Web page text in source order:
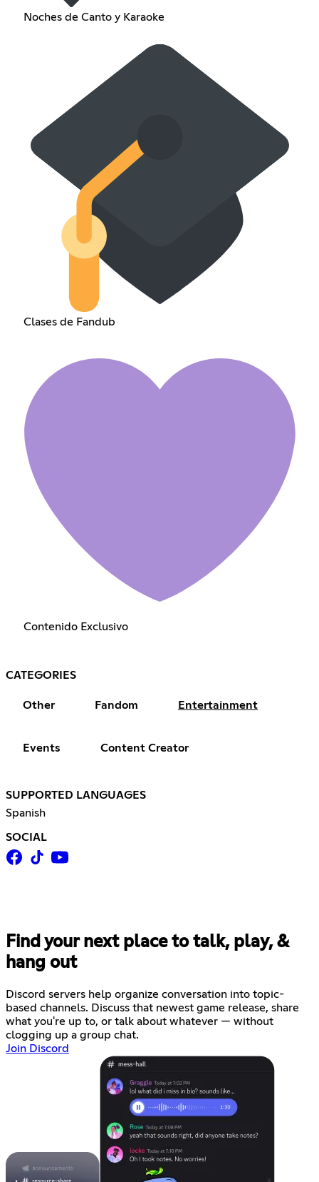
Noches de Canto y Karaoke
Clases de Fandub
Contenido Exclusivo
CATEGORIES
Other Fandom Entertainment
Events Content Creator
SUPPORTED LANGUAGES
Spanish
SOCIAL
Find your next place to talk, play, &
hang out
Discord servers help organize conversation into topic-
based channels. Discuss that newest game release, share
what you're up to, or talk about whatever — without
clogging up a group chat.
Join Discord